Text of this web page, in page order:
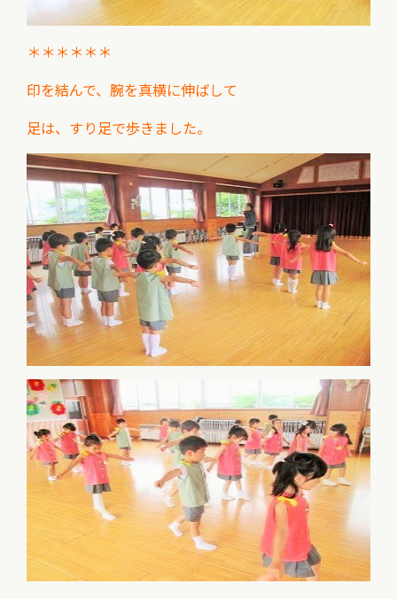
＊＊＊＊＊＊
印を結んで、腕を真横に伸ばして
足は、すり足で歩きました。